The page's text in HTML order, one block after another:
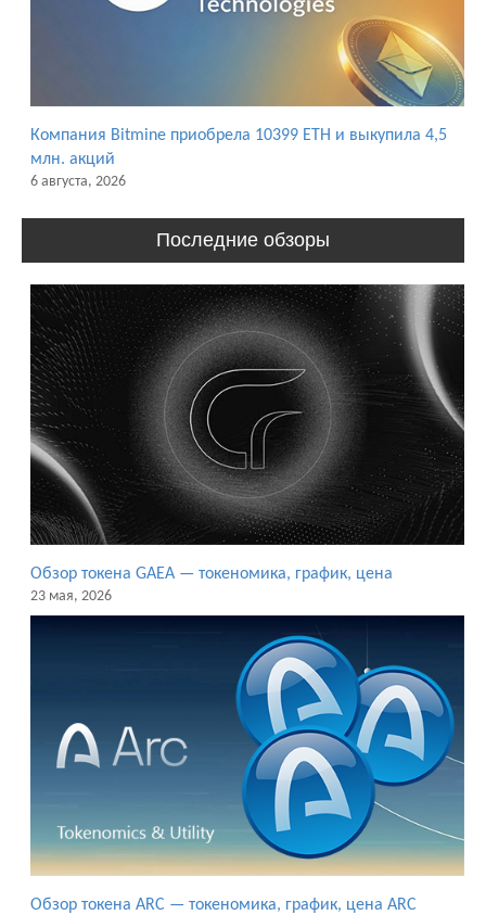
Компания Bitmine приобрела 10399 ETH и выкупила 4,5
млн. акций
6 августа, 2026
Последние обзоры
Обзор токена GAEA — токеномика, график, цена
23 мая, 2026
Обзор токена ARC — токеномика, график, цена ARC